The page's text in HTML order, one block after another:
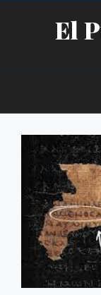
contenidoEl